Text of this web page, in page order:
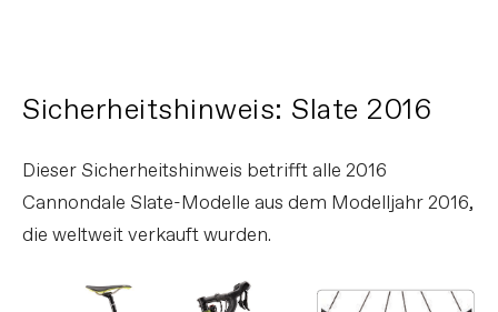
Sicherheitshinweis: Slate 2016
Dieser Sicherheitshinweis betrifft alle 2016
Cannondale Slate-Modelle aus dem Modelljahr 2016,
die weltweit verkauft wurden.